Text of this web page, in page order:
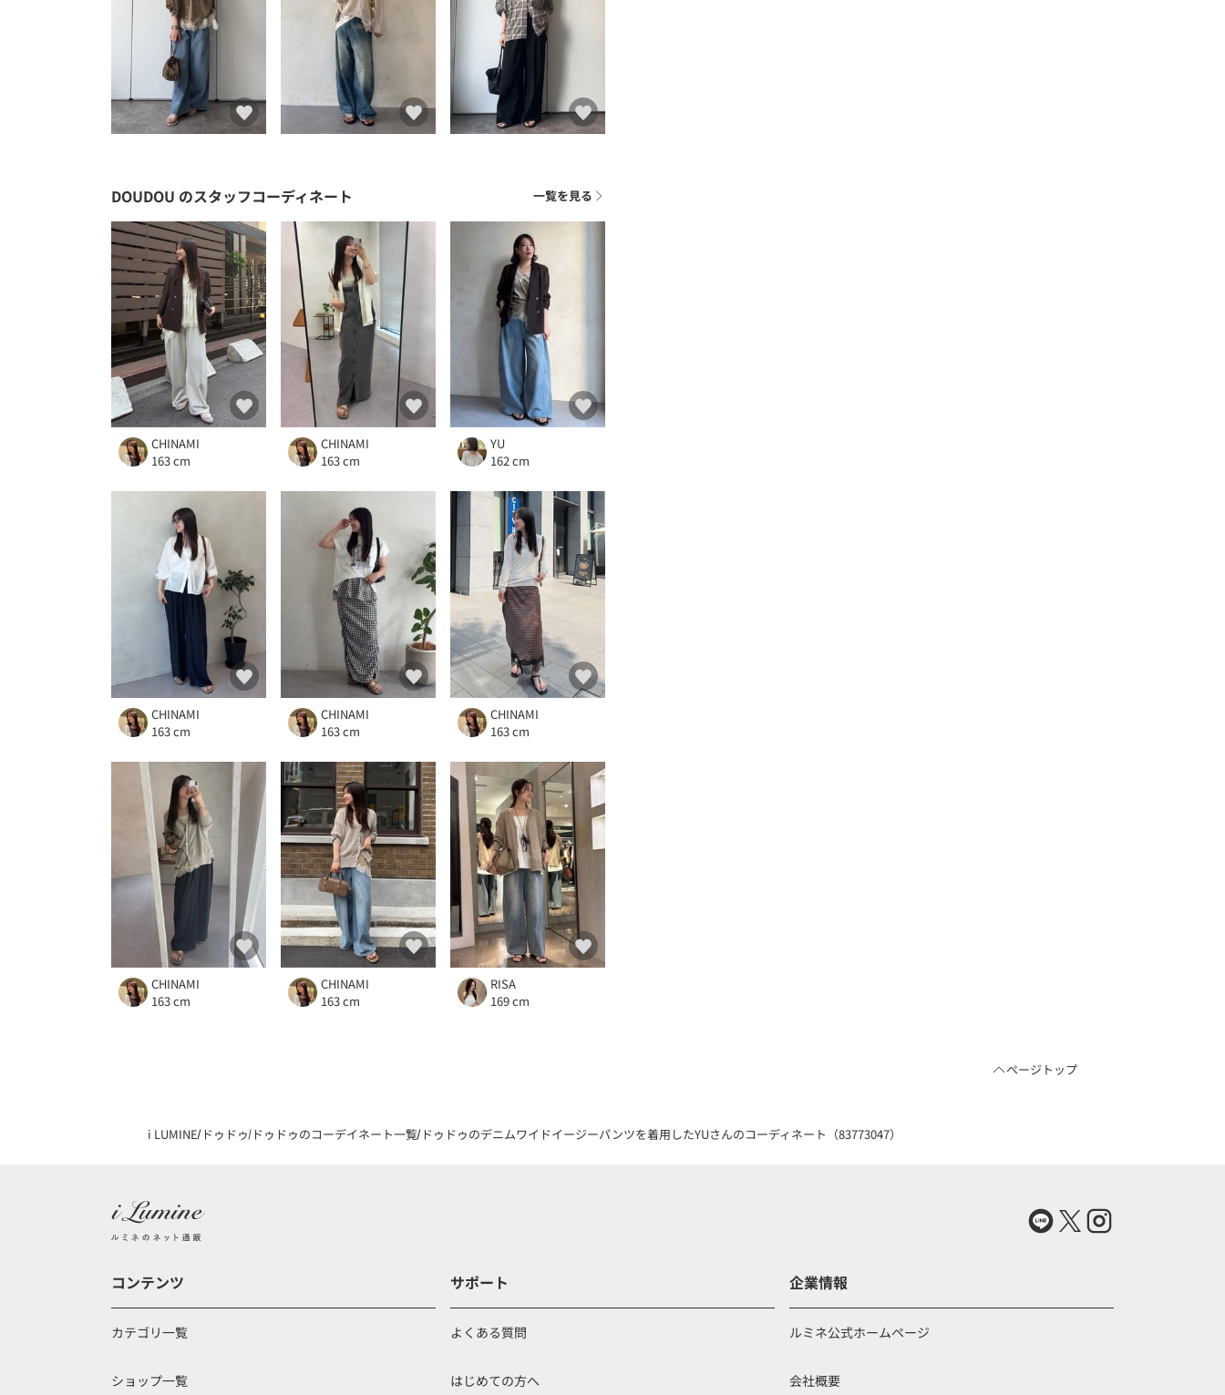
DOUDOU のスタッフコーディネート 一覧を見る
CHINAMI
163 cm
CHINAMI
163 cm
YU
162 cm
CHINAMI
163 cm
CHINAMI
163 cm
CHINAMI
163 cm
CHINAMI
163 cm
CHINAMI
163 cm
RISA
169 cm
ページトップ
i LUMINE ドゥドゥ ドゥドゥのコーデイネート一覧ドゥドゥのデニムワイドイージーパンツを着用したYUさんのコーディネート（83773047）
コンテンツ
カテゴリ一覧
ショップ一覧
サポート
よくある質問
はじめての方へ
企業情報
ルミネ公式ホームページ
会社概要